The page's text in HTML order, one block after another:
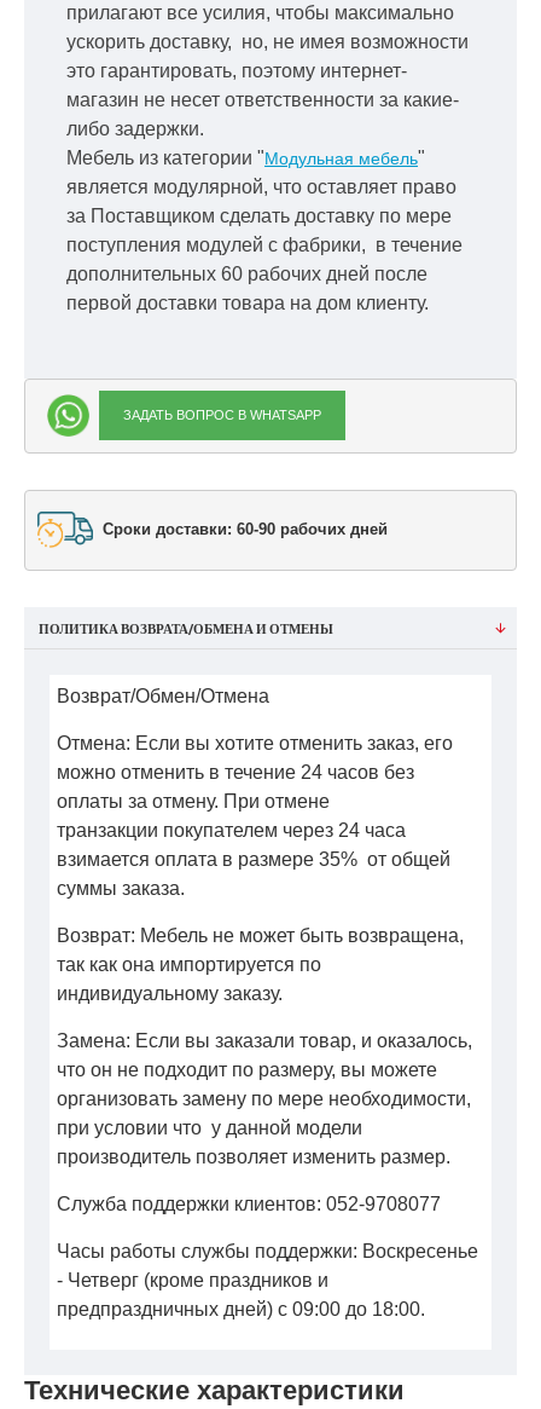
прилагают все усилия, чтобы максимально
ускорить доставку, но, не имея возможности
это гарантировать, поэтому интернет-
магазин не несет ответственности за какие-
либо задержки.
Мебель из категории "Модульная мебель"
является модулярной, что оставляет право
за Поставщиком сделать доставку по мере
поступления модулей с фабрики, в течение
дополнительных 60 рабочих дней после
первой доставки товара на дом клиенту.
ЗАДАТЬ ВОПРОС В WHATSAPP
Сроки доставки: 60-90 рабочих дней
Технические характеристики
ПОЛИТИКА ВОЗВРАТА/ОБМЕНА И ОТМЕНЫ
Возврат/Обмен/Отмена
Отмена: Если вы хотите отменить заказ, его
можно отменить в течение 24 часов без
оплаты за отмену. При отмене
транзакции покупателем через 24 часа
взимается оплата в размере 35% от общей
суммы заказа.
Возврат: Мебель не может быть возвращена,
так как она импортируется по
индивидуальному заказу.
Замена: Если вы заказали товар, и оказалось,
что он не подходит по размеру, вы можете
организовать замену по мере необходимости,
при условии что у данной модели
производитель позволяет изменить размер.
Служба поддержки клиентов: 052-9708077
Часы работы службы поддержки: Воскресенье
- Четверг (кроме праздников и
предпраздничных дней) с 09:00 до 18:00.